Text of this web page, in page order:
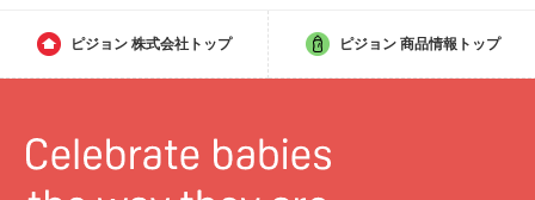
ピジョン 株式会社トップ ピジョン 商品情報トップ